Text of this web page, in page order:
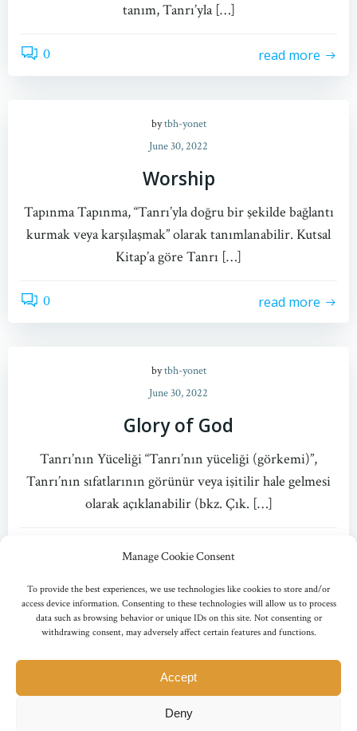
Manage Cookie Consent
To provide the best experiences, we use technologies like cookies to store and/or
access device information. Consenting to these technologies will allow us to process
data such as browsing behavior or unique IDs on this site. Not consenting or
withdrawing consent, may adversely affect certain features and functions.
Accept
Deny
tanım, Tanrı’yla […]
0 read more
bytbh-yonet
June 30, 2022
Worship
Tapınma Tapınma, “Tanrı’yla doğru bir şekilde bağlantı
kurmak veya karşılaşmak” olarak tanımlanabilir. Kutsal
Kitap’a göre Tanrı […]
0 read more
bytbh-yonet
June 30, 2022
Glory of God
Tanrı’nın Yüceliği “Tanrı’nın yüceliği (görkemi)”,
Tanrı’nın sıfatlarının görünür veya işitilir hale gelmesi
olarak açıklanabilir (bkz. Çık. […]
Posts
navigation
Page
1 Page
2 Page
3 … Page
6
Posts
navigation
Next
© 2011-2026 Tanrıbilim Hazinesi editorial team. All Rights reserved.
All content on this site is used under license of the copyright